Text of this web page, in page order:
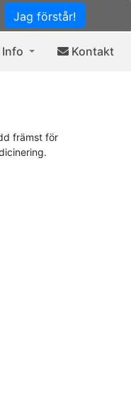
Jag förstår!
Info Kontakt
främst för